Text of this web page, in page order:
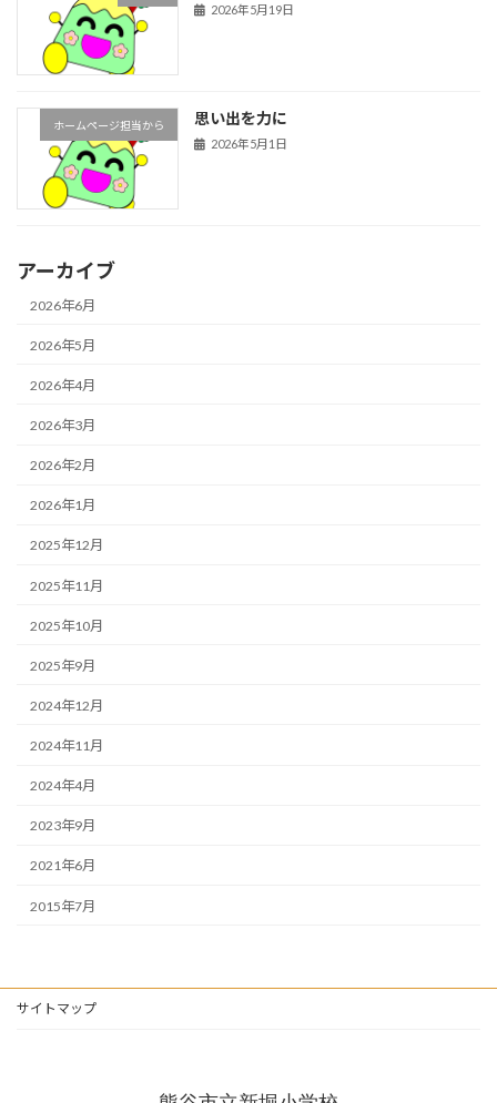
2026年5月19日
ホームページ担当から 思い出を力に
2026年5月1日
アーカイブ
2026年6月
2026年5月
2026年4月
2026年3月
2026年2月
2026年1月
2025年12月
2025年11月
2025年10月
2025年9月
2024年12月
2024年11月
2024年4月
2023年9月
2021年6月
2015年7月
サイトマップ